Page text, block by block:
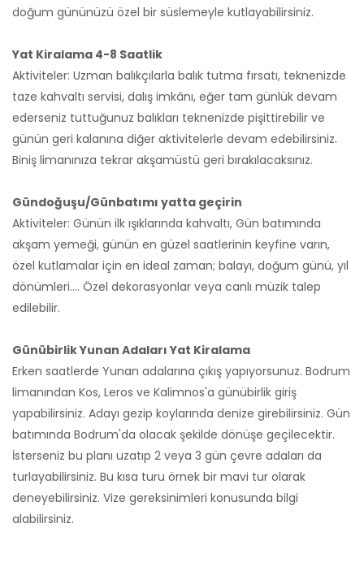
doğum gününüzü özel bir süslemeyle kutlayabilirsiniz.
Yat Kiralama 4-8 Saatlik
Aktiviteler: Uzman balıkçılarla balık tutma fırsatı, teknenizde
taze kahvaltı servisi, dalış imkânı, eğer tam günlük devam
ederseniz tuttuğunuz balıkları teknenizde pişittirebilir ve
günün geri kalanına diğer aktivitelerle devam edebilirsiniz.
Biniş limanınıza tekrar akşamüstü geri bırakılacaksınız.
Gündoğuşu/Günbatımı yatta geçirin
Aktiviteler: Günün ilk ışıklarında kahvaltı, Gün batımında
akşam yemeği, günün en güzel saatlerinin keyfine varın,
özel kutlamalar için en ideal zaman; balayı, doğum günü, yıl
dönümleri.... Özel dekorasyonlar veya canlı müzik talep
edilebilir.
Günübirlik Yunan Adaları Yat Kiralama
Erken saatlerde Yunan adalarına çıkış yapıyorsunuz. Bodrum
limanından Kos, Leros ve Kalimnos'a günübirlik giriş
yapabilirsiniz. Adayı gezip koylarında denize girebilirsiniz. Gün
batımında Bodrum'da olacak şekilde dönüşe geçilecektir.
İsterseniz bu planı uzatıp 2 veya 3 gün çevre adaları da
turlayabilirsiniz. Bu kısa turu örnek bir mavi tur olarak
deneyebilirsiniz. Vize gereksinimleri konusunda bilgi
alabilirsiniz.